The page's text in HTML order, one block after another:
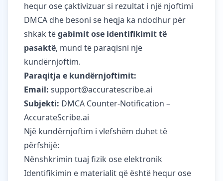
hequr ose çaktivizuar si rezultat i një njoftimi
DMCA dhe besoni se heqja ka ndodhur për
shkak tëgabimit ose identifikimit të
pasaktë, mund të paraqisni një
kundërnjoftim.
Paraqitja e kundërnjoftimit:
Email: support@accuratescribe.ai
Subjekti: DMCA Counter-Notification –
AccurateScribe.ai
Një kundërnjoftim i vlefshëm duhet të
përfshijë:
Nënshkrimin tuaj fizik ose elektronik
Identifikimin e materialit që është hequr ose